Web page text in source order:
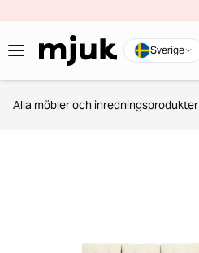
Sverige
Alla möbler och inredningsprodukter